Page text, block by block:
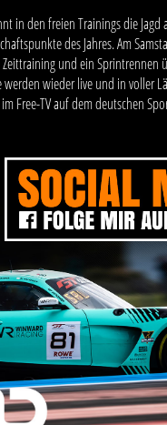
in den freien Trainings die Jagd
des Jahres. Am
und ein Sprintrennen
wieder live und in voller
Free-TV auf dem deutschen